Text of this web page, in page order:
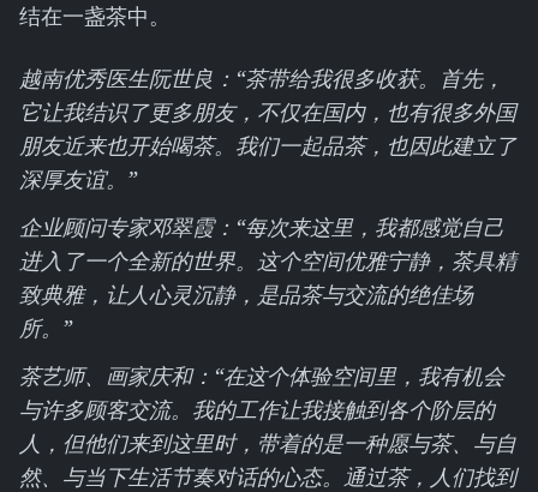
结在一盏茶中。
越南优秀医生阮世良：“茶带给我很多收获。首先，
它让我结识了更多朋友，不仅在国内，也有很多外国
朋友近来也开始喝茶。我们一起品茶，也因此建立了
深厚友谊。”
企业顾问专家邓翠霞：“每次来这里，我都感觉自己
进入了一个全新的世界。这个空间优雅宁静，茶具精
致典雅，让人心灵沉静，是品茶与交流的绝佳场
所。”
茶艺师、画家庆和：“在这个体验空间里，我有机会
与许多顾客交流。我的工作让我接触到各个阶层的
人，但他们来到这里时，带着的是一种愿与茶、与自
然、与当下生活节奏对话的心态。通过茶，人们找到